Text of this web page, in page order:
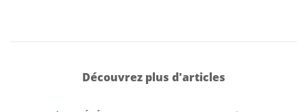
Découvrez plus d'articles